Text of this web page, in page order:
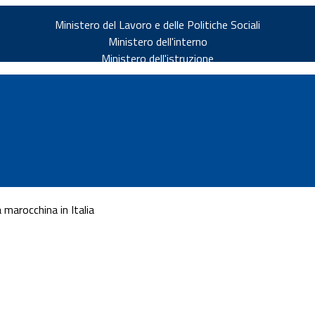
Ministero del Lavoro e delle Politiche Sociali
Ministero dell'interno
Ministero dell'istruzione
marocchina in Italia